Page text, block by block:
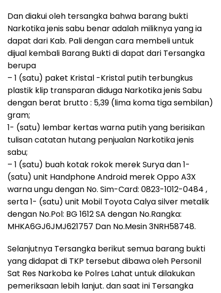
Dan diakui oleh tersangka bahwa barang bukti
Narkotika jenis sabu benar adalah miliknya yang ia
dapat dari Kab. Pali dengan cara membeli untuk
dijual kembali Barang Bukti di dapat dari Tersangka
berupa
– 1 (satu) paket Kristal -Kristal putih terbungkus
plastik klip transparan diduga Narkotika jenis Sabu
dengan berat brutto : 5,39 (lima koma tiga sembilan)
gram;
1- (satu) lembar kertas warna putih yang berisikan
tulisan catatan hutang penjualan Narkotika jenis
sabu;
– 1 (satu) buah kotak rokok merek Surya dan 1-
(satu) unit Handphone Android merek Oppo A3X
warna ungu dengan No. Sim-Card: 0823-1012-0484 ,
serta 1- (satu) unit Mobil Toyota Calya silver metalik
dengan No.Pol: BG 1612 SA dengan No.Rangka:
MHKA6GJ6JMJ621757 Dan No.Mesin 3NRH58748.
Selanjutnya Tersangka berikut semua barang bukti
yang didapat di TKP tersebut dibawa oleh Personil
Sat Res Narkoba ke Polres Lahat untuk dilakukan
pemeriksaan lebih lanjut. dan saat ini Tersangka